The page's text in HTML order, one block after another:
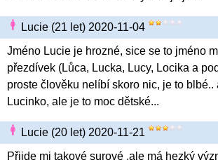
Lucie (21 let) 2020-11-04
Jméno Lucie je hrozné, sice se to jméno
přezdívek (Lůca, Lucka, Lucy, Locika a
proste člověku nelíbí skoro nic, je to blbé..
Lucinko, ale je to moc dětské...
Lucie (20 let) 2020-11-21
Přijde mi takové surové ,ale má hezký